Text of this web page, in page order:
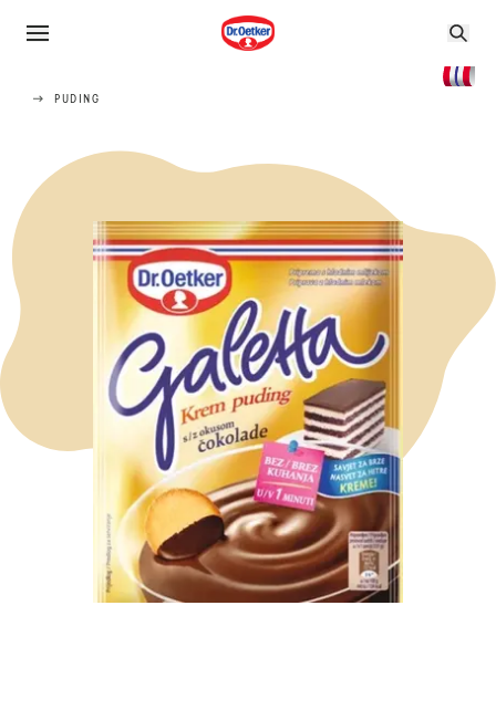
PUDING